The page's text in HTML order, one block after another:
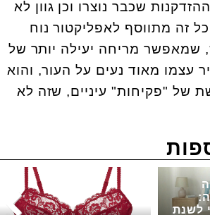
שכבר נוצרו וכן גוון לא
זה מתווסף לאפליקטור נוח
שמאפשר מריחה יעילה יותר של
עצמו מאוד נעים על העור, והוא
של "פקיחות" עיניים, שזה לא
לשנת